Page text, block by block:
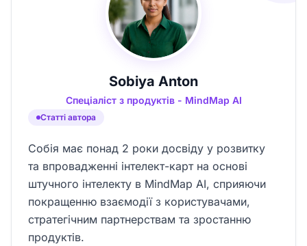
Sobiya Anton
Спеціаліст з продуктів - MindMap AI
Статті автора
Собія має понад 2 роки досвіду у розвитку
та впровадженні інтелект-карт на основі
штучного інтелекту в MindMap AI, сприяючи
покращенню взаємодії з користувачами,
стратегічним партнерствам та зростанню
продуктів.